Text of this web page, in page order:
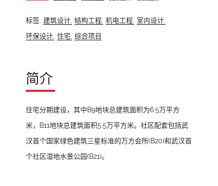
标签: 建筑设计, 结构工程, 机电工程, 室内设计,
环保设计, 住宅, 综合项目
简介
住宅分期建设，其中B9地块总建筑面积为6.5万平方
米，B11地块总建筑面积5.5万平方米。社区配套包括武
汉首个国家绿色建筑三星标准的万方会所(B20)和武汉首
个社区湿地水景公园(B21)。